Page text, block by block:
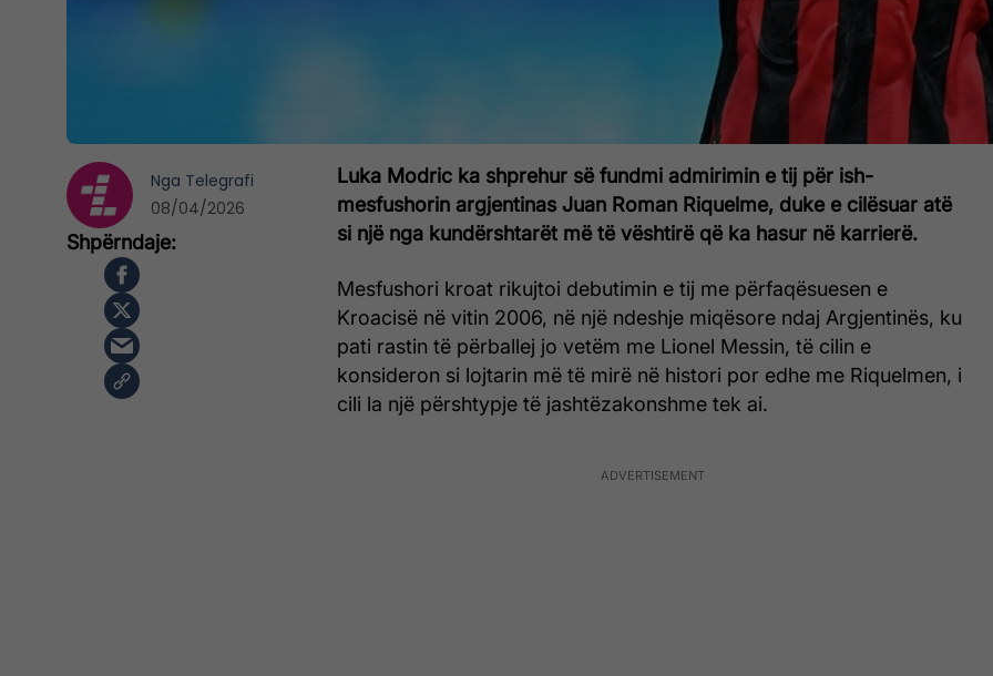
Luka Modric ka shprehur së fundmi admirimin e tij për ish-
mesfushorin argjentinas Juan Roman Riquelme, duke e cilësuar atë
si një nga kundërshtarët më të vështirë që ka hasur në karrierë.
Mesfushori kroat rikujtoi debutimin e tij me përfaqësuesen e
Kroacisë në vitin 2006, në një ndeshje miqësore ndaj Argjentinës, ku
pati rastin të përballej jo vetëm me Lionel Messin, të cilin e
konsideron si lojtarin më të mirë në histori por edhe me Riquelmen, i
cili la një përshtypje të jashtëzakonshme tek ai.
Nga Telegrafi
08/04/2026